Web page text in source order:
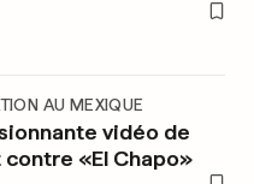
AU MEXIQUE
vidéo de
contre «El Chapo»